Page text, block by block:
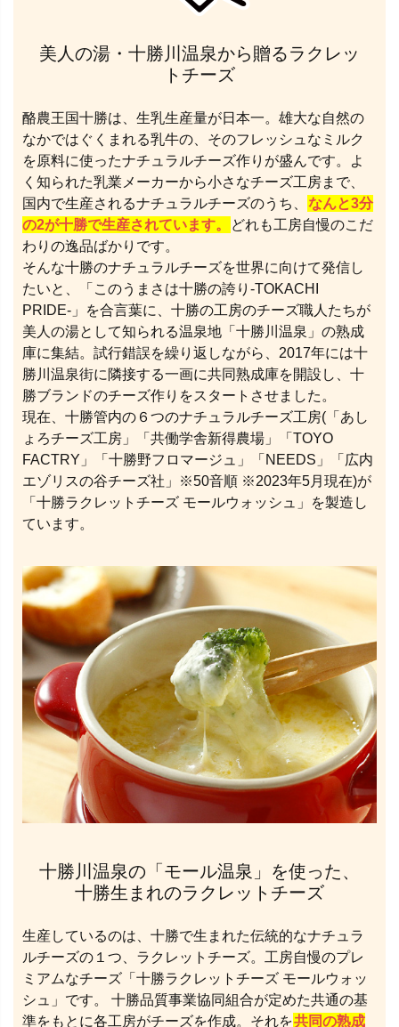
美人の湯・十勝川温泉から贈るラクレッ
トチーズ
酪農王国十勝は、生乳生産量が日本一。雄大な自然の
なかではぐくまれる乳牛の、そのフレッシュなミルク
を原料に使ったナチュラルチーズ作りが盛んです。よ
く知られた乳業メーカーから小さなチーズ工房まで、
国内で生産されるナチュラルチーズのうち、 なんと3分
の2が十勝で生産されています。
どれも工房自慢のこだ
わりの逸品ばかりです。
そんな十勝のナチュラルチーズを世界に向けて発信し
たいと、「このうまさは十勝の誇り-TOKACHI
PRIDE-」を合言葉に、十勝の工房のチーズ職人たちが
美人の湯として知られる温泉地「十勝川温泉」の熟成
庫に集結。試行錯誤を繰り返しながら、2017年には十
勝川温泉街に隣接する一画に共同熟成庫を開設し、十
勝ブランドのチーズ作りをスタートさせました。
現在、十勝管内の６つのナチュラルチーズ工房(「あし
ょろチーズ工房」「共働学舎新得農場」「TOYO
FACTRY」「十勝野フロマージュ」「NEEDS」「広内
エゾリスの谷チーズ社」※50音順 ※2023年5月現在)が
「十勝ラクレットチーズ モールウォッシュ」を製造し
ています。
十勝川温泉の「モール温泉」を使った、
十勝生まれのラクレットチーズ
生産しているのは、十勝で生まれた伝統的なナチュラ
ルチーズの１つ、ラクレットチーズ。工房自慢のプレ
ミアムなチーズ「十勝ラクレットチーズ モールウォッ
シュ」です。 十勝品質事業協同組合が定めた共通の基
準をもとに各工房がチーズを作成。それを共同の熟成